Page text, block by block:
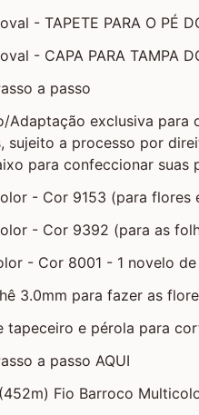
- TAPETE PARA O PÉ
- CAPA PARA TAMPA
a passo
Adaptação exclusiva
sujeito a processo por
para confeccionar suas
- Cor 9153 (para flores
- Cor 9392 (para as
- Cor 8001 - 1 novelo
3.0mm para fazer as
tapeceiro e pérola para
a passo AQUI
Fio Barroco